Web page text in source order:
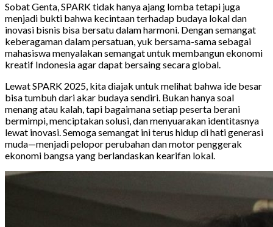
Sobat Genta, SPARK tidak hanya ajang lomba tetapi juga
menjadi bukti bahwa kecintaan terhadap budaya lokal dan
inovasi bisnis bisa bersatu dalam harmoni. Dengan semangat
keberagaman dalam persatuan, yuk bersama-sama sebagai
mahasiswa menyalakan semangat untuk membangun ekonomi
kreatif Indonesia agar dapat bersaing secara global.
Lewat SPARK 2025, kita diajak untuk melihat bahwa ide besar
bisa tumbuh dari akar budaya sendiri. Bukan hanya soal
menang atau kalah, tapi bagaimana setiap peserta berani
bermimpi, menciptakan solusi, dan menyuarakan identitasnya
lewat inovasi. Semoga semangat ini terus hidup di hati generasi
muda—menjadi pelopor perubahan dan motor penggerak
ekonomi bangsa yang berlandaskan kearifan lokal.